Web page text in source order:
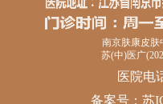
南京肤康皮肤
苏(中)医广
医院电
备案号： 苏